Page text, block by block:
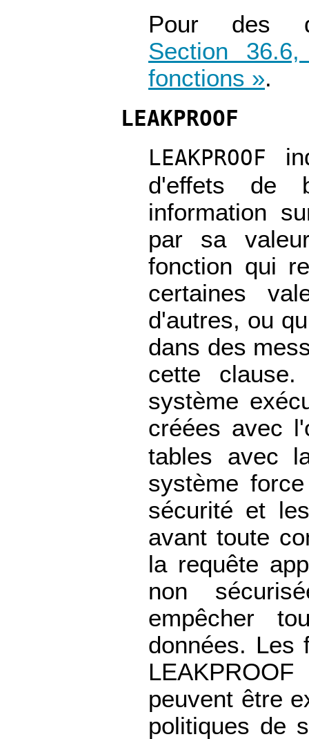
Pour des
Section
fonctions ».
LEAKPROOF
LEAKPROOF
d'effets de
information
par sa
fonction qui
certaines
d'autres, ou
dans des
cette
système
créées avec
tables avec
système
sécurité et
avant toute
la requête
non
empêcher
données. Les
peuvent être
politiques de